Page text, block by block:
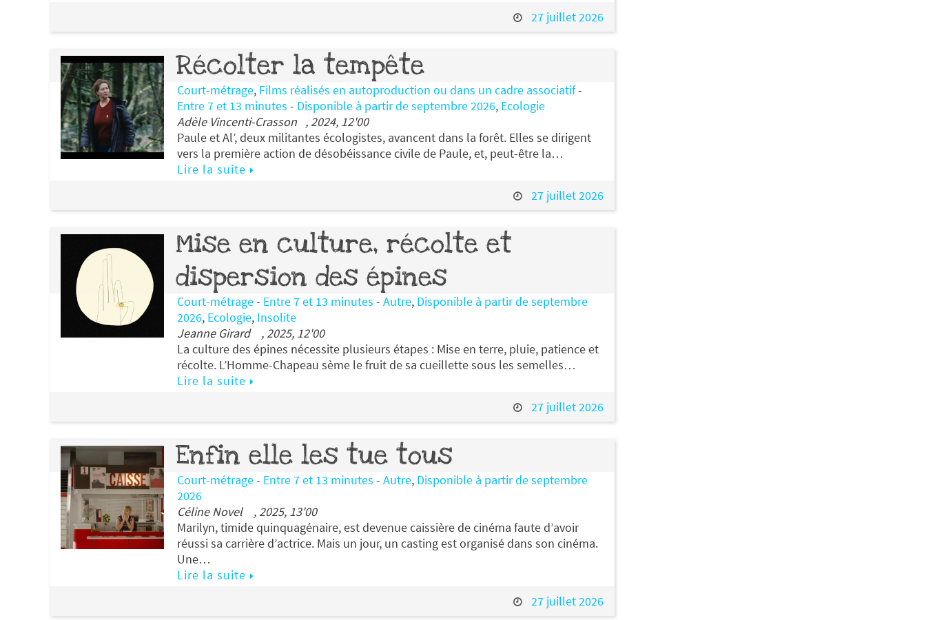
27 juillet 2026
Récolter la tempête
Court-métrage, Films réalisés en autoproduction ou dans un cadre associatif-
Entre 7 et 13 minutes - Disponible à partir de septembre 2026, Ecologie
Adèle Vincenti-Crasson , 2024, 12'00
Paule et Al’, deux militantes écologistes, avancent dans la forêt. Elles se dirigent
vers la première action de désobéissance civile de Paule, et, peut-être la…
Lire la suite
27 juillet 2026
Mise en culture, récolte et
dispersion des épines
Court-métrage- Entre 7 et 13 minutes - Autre, Disponible à partir de septembre
2026, Ecologie, Insolite
Jeanne Girard , 2025, 12'00
La culture des épines nécessite plusieurs étapes : Mise en terre, pluie, patience et
récolte. L’Homme-Chapeau sème le fruit de sa cueillette sous les semelles…
Lire la suite
27 juillet 2026
Enfin elle les tue tous
Court-métrage- Entre 7 et 13 minutes - Autre, Disponible à partir de septembre
2026
Céline Novel , 2025, 13'00
Marilyn, timide quinquagénaire, est devenue caissière de cinéma faute d’avoir
réussi sa carrière d’actrice. Mais un jour, un casting est organisé dans son cinéma.
Une…
Lire la suite
27 juillet 2026